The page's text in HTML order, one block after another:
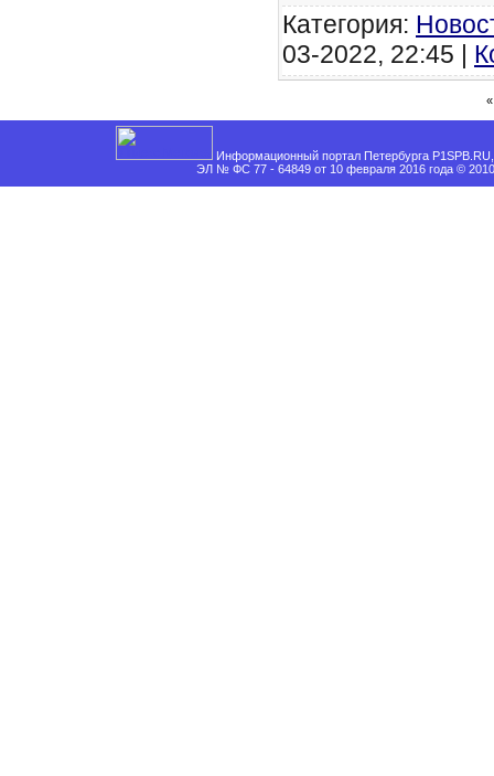
Категория:
03-2022, 22:45 |
«
Информационный портал Петербурга
ЭЛ № ФС 77 - 64849 от 10 февраля 2016 года ©